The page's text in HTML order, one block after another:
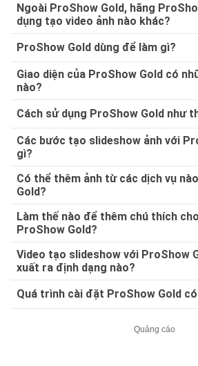
Ngoài ProShow Gold, hãng
dụng tạo video ảnh nào khác?
ProShow Gold dùng để làm gì?
Giao diện của ProShow Gold có
nào?
Cách sử dụng ProShow Gold như
Các bước tạo slideshow ảnh với
gì?
Có thể thêm ảnh từ các dịch vụ
Gold?
Làm thế nào để thêm chú thích
ProShow Gold?
Video tạo slideshow với ProShow
xuất ra định dạng nào?
Quá trình cài đặt ProShow Gold